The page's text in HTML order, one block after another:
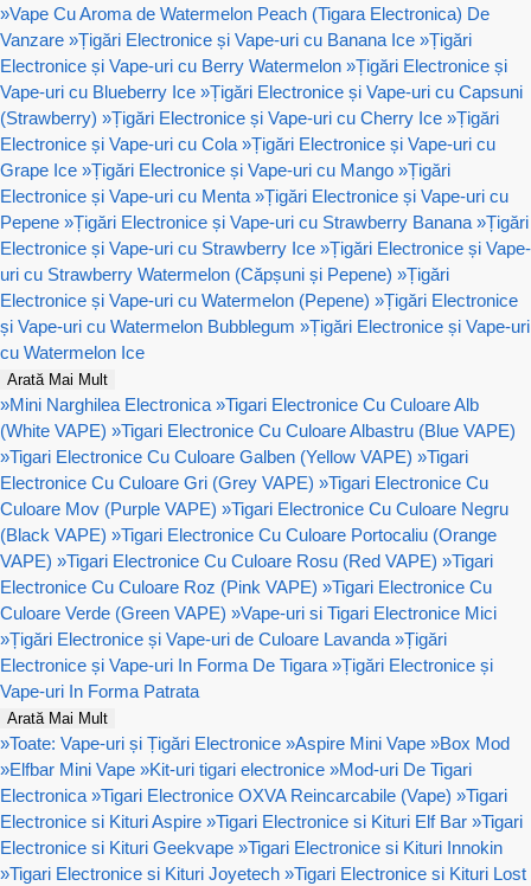
»Vape Cu Aroma de Watermelon Peach (Tigara Electronica) De
Vanzare »Țigări Electronice și Vape-uri cu Banana Ice »Țigări
Electronice și Vape-uri cu Berry Watermelon »Țigări Electronice și
Vape-uri cu Blueberry Ice »Țigări Electronice și Vape-uri cu Capsuni
(Strawberry) »Țigări Electronice și Vape-uri cu Cherry Ice »Țigări
Electronice și Vape-uri cu Cola »Țigări Electronice și Vape-uri cu
Grape Ice »Țigări Electronice și Vape-uri cu Mango »Țigări
Electronice și Vape-uri cu Menta »Țigări Electronice și Vape-uri cu
Pepene »Țigări Electronice și Vape-uri cu Strawberry Banana »Țigări
Electronice și Vape-uri cu Strawberry Ice »Țigări Electronice și Vape-
uri cu Strawberry Watermelon (Căpșuni și Pepene) »Țigări
Electronice și Vape-uri cu Watermelon (Pepene) »Țigări Electronice
și Vape-uri cu Watermelon Bubblegum »Țigări Electronice și Vape-uri
cu Watermelon Ice
Arată Mai Mult
»Mini Narghilea Electronica »Tigari Electronice Cu Culoare Alb
(White VAPE) »Tigari Electronice Cu Culoare Albastru (Blue VAPE)
»Tigari Electronice Cu Culoare Galben (Yellow VAPE) »Tigari
Electronice Cu Culoare Gri (Grey VAPE) »Tigari Electronice Cu
Culoare Mov (Purple VAPE) »Tigari Electronice Cu Culoare Negru
(Black VAPE) »Tigari Electronice Cu Culoare Portocaliu (Orange
VAPE) »Tigari Electronice Cu Culoare Rosu (Red VAPE) »Tigari
Electronice Cu Culoare Roz (Pink VAPE) »Tigari Electronice Cu
Culoare Verde (Green VAPE) »Vape-uri si Tigari Electronice Mici
»Țigări Electronice și Vape-uri de Culoare Lavanda »Țigări
Electronice și Vape-uri In Forma De Tigara »Țigări Electronice și
Vape-uri In Forma Patrata
Arată Mai Mult
»Toate: Vape-uri și Țigări Electronice »Aspire Mini Vape »Box Mod
»Elfbar Mini Vape »Kit-uri tigari electronice »Mod-uri De Tigari
Electronica »Tigari Electronice OXVA Reincarcabile (Vape) »Tigari
Electronice si Kituri Aspire »Tigari Electronice si Kituri Elf Bar »Tigari
Electronice si Kituri Geekvape »Tigari Electronice si Kituri Innokin
»Tigari Electronice si Kituri Joyetech »Tigari Electronice si Kituri Lost